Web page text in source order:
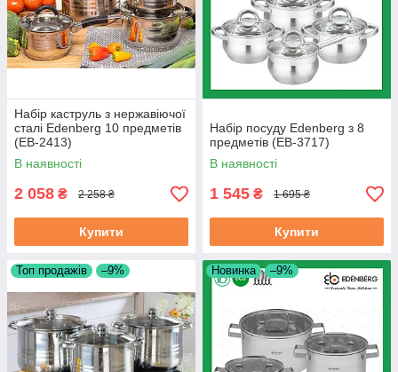
Набір каструль з нержавіючої
сталі Edenberg 10 предметів
(EB-2413)
В наявності
2 058 ₴ 2 258 ₴
Купити
Набір посуду Edenberg з 8
предметів (EB-3717)
В наявності
1 545 ₴ 1 695 ₴
Купити
Топ продажів –9% Новинка –9%